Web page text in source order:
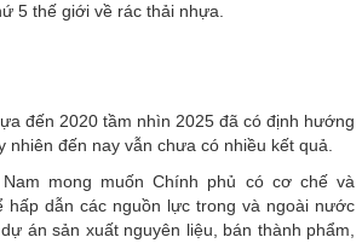
5 thế giới về rác thải nhựa.
đến 2020 tầm nhìn 2025 đã có định hướng
nhiên đến nay vẫn chưa có nhiều kết quả.
mong muốn Chính phủ có cơ chế và
hấp dẫn các nguồn lực trong và ngoài nước
án sản xuất nguyên liệu, bán thành phẩm,